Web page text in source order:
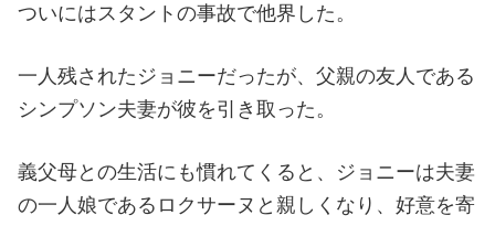
ついにはスタントの事故で他界した。
一人残されたジョニーだったが、父親の友人である
シンプソン夫妻が彼を引き取った。
義父母との生活にも慣れてくると、ジョニーは夫妻
の一人娘であるロクサーヌと親しくなり、好意を寄